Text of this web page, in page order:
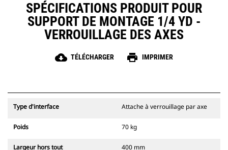
SPÉCIFICATIONS PRODUIT POUR
SUPPORT DE MONTAGE 1/4 YD -
VERROUILLAGE DES AXES
cloud_download TÉLÉCHARGER print IMPRIMER
Type d'interface Attache à verrouillage par axe
Poids 70 kg
Largeur hors tout 400 mm